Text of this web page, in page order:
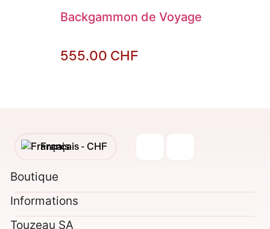
Backgammon de Voyage
555.00 CHF
Français - CHF
English -
Français -
Boutique
Informations
Touzeau SA